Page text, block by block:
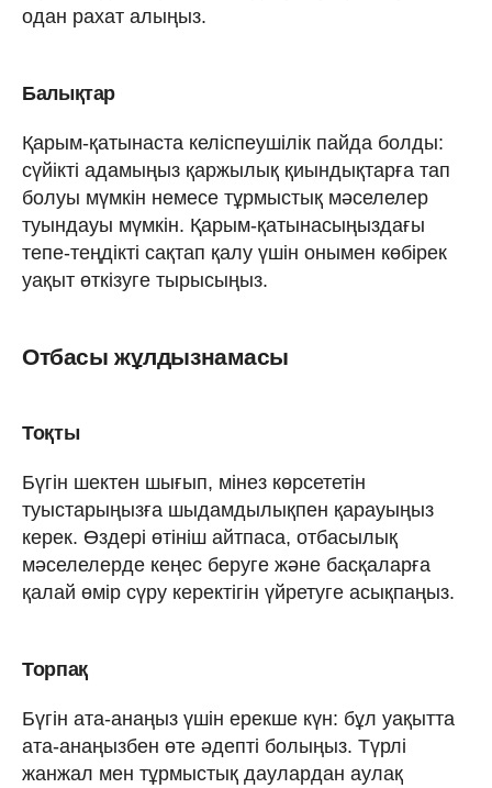
одан рахат алыңыз.
Балықтар
Қарым-қатынаста келіспеушілік пайда болды:
сүйікті адамыңыз қаржылық қиындықтарға тап
болуы мүмкін немесе тұрмыстық мәселелер
туындауы мүмкін. Қарым-қатынасыңыздағы
тепе-теңдікті сақтап қалу үшін онымен көбірек
уақыт өткізуге тырысыңыз.
Отбасы жұлдызнамасы
Тоқты
Бүгін шектен шығып, мінез көрсететін
туыстарыңызға шыдамдылықпен қарауыңыз
керек. Өздері өтініш айтпаса, отбасылық
мәселелерде кеңес беруге және басқаларға
қалай өмір сүру керектігін үйретуге асықпаңыз.
Торпақ
Бүгін ата-анаңыз үшін ерекше күн: бұл уақытта
ата-анаңызбен өте әдепті болыңыз. Түрлі
жанжал мен тұрмыстық даулардан аулақ